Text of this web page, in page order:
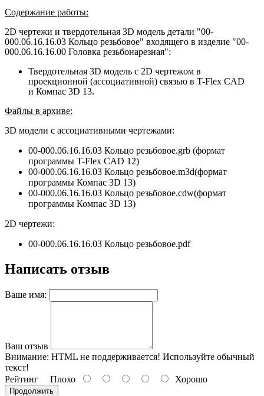
Содержание работы:
2D чертежи и твердотельная 3D модель детали "00-
000.06.16.16.03 Кольцо резьбовое" входящего в изделие "00-
000.06.16.16.00 Головка резьбонарезная":
Твердотельная 3D модель с 2D чертежом в
проекционной (ассоциативной) связью в T-Flex CAD
и Компас 3D 13.
Файлы в архиве:
3D модели с ассоциативными чертежами:
00-000.06.16.16.03 Кольцо резьбовое.grb (формат
программы T-Flex CAD 12)
00-000.06.16.16.03 Кольцо резьбовое.m3d(формат
программы Компас 3D 13)
00-000.06.16.16.03 Кольцо резьбовое.cdw(формат
программы Компас 3D 13)
2D чертежи:
00-000.06.16.16.03 Кольцо резьбовое.pdf
Написать отзыв
Ваше имя:
Ваш отзыв
Внимание: HTML не поддерживается! Используйте обычный
текст!
Рейтинг Плохо Хорошо
Продолжить